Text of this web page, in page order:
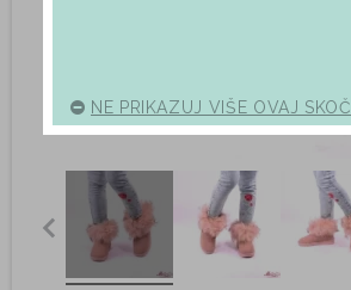
NE PRIKAZUJ VIŠE OVAJ